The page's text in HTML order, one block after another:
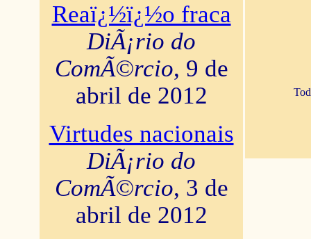
Reaï¿½ï¿½o fraca
DiÃ¡rio do
ComÃ©rcio, 9 de
abril de 2012
Virtudes nacionais
DiÃ¡rio do
ComÃ©rcio, 3 de
abril de 2012